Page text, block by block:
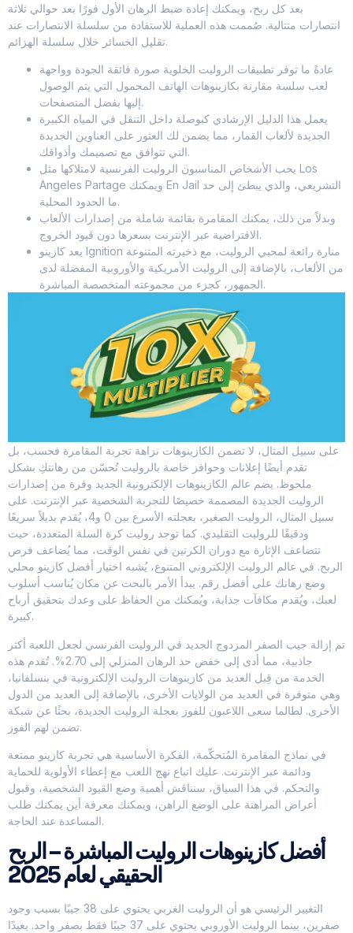
بعد كل ربح، ويمكنك إعادة ضبط الرهان الأول فورًا بعد حوالي ثلاثة
انتصارات متتالية. صُممت هذه العملية للاستفادة من سلسلة الانتصارات عند
تقليل الخسائر خلال سلسلة الهزائم.
عادةً ما توفر تطبيقات الروليت الخلوية صورة فائقة الجودة وواجهة
لعب سلسة مقارنة بكازينوهات الهاتف المحمول التي يتم الوصول
إليها بفضل المتصفحات.
يعمل هذا الدليل الإرشادي كبوصلة داخل التنقل في المياه الكبيرة
الجديدة لألعاب القمار، مما يضمن لك العثور على العناوين الجديدة
التي تتوافق مع تصميمك وأذواقك.
يحب الأشخاص المناسبون الروليت الفرنسية لامتلاكها مثل Los
Angeles Partage ويمكنك En Jail التشريعي، والذي يبطئ إلى حد
ما الحدود المحلية.
وبدلاً من ذلك، يمكنك المقامرة بقائمة شاملة من إصدارات الألعاب
الافتراضية عبر الإنترنت بسعرها دون قيود الخروج.
يعد كازينو Ignition منارة رائعة لمحبي الروليت، مع ذخيرته المتنوعة
من الألعاب، بالإضافة إلى الروليت الأمريكية والأوروبية المفضلة لدى
الجمهور، كجزء من مجموعته المتخصصة المباشرة.
على سبيل المثال، لا تضمن الكازينوهات نزاهة تجربة المقامرة فحسب، بل
تقدم أيضًا إعلانات وحوافز خاصة بالروليت تُحسّن من رهانتكِ بشكل
ملحوظ. يضم عالم الكازينوهات الإلكترونية الجديد وفرة من إصدارات
الروليت الجديدة المصممة خصيصًا للتجربة الشخصية عبر الإنترنت. على
سبيل المثال، الروليت الصغير، بعجلته الأسرع بين 0 و4، يُقدم بديلاً سريعًا
ودقيقًا للروليت التقليدي. كما توجد روليت كرة السلة المتعددة، حيث
تتضاعف الإثارة مع دوران الكرتين في نفس الوقت، مما يُضاعف فرص
الربح. في عالم الروليت الإلكتروني المتنوع، يُشبه اختيار أفضل كازينو محلي
وضع رهانك على أفضل رقم. يبدأ الأمر بالبحث عن مكان يُناسب أسلوب
لعبك، ويُقدم مكافآت جذابة، ويُمكنك من الحفاظ على وعدك بتحقيق أرباح
كبيرة.
تم إزالة جيب الصفر المزدوج الجديد في الروليت الفرنسي لجعل اللعبة أكثر
جاذبية، مما أدى إلى خفض حد الرهان المنزلي إلى 2.70%. تُقدم هذه
الخدمة من قِبل العديد من كازينوهات الروليت الإلكترونية في بنسلفانيا،
وهي متوفرة في العديد من الولايات الأخرى، بالإضافة إلى العديد من الدول
الأخرى. لطالما سعى اللاعبون للفوز بعجلة الروليت الجديدة، بحثًا عن شبكة
تضمن لهم الفوز.
في نماذج المقامرة المُتحكّمة، الفكرة الأساسية هي تجربة كازينو ممتعة
ودائمة عبر الإنترنت. عليك اتباع نهج اللعب مع إعطاء الأولوية للحماية
والتحكم. في هذا السياق، سنناقش أهمية وضع القيود الشخصية، وقبول
أعراض المراهنة على الوضع الراهن، ويمكنك معرفة أين يمكنك طلب
المساعدة عند الحاجة.
أفضل كازينوهات الروليت المباشرة – الربح
الحقيقي لعام 2025
التغيير الرئيسي هو أن الروليت الغربي يحتوي على 38 جيبًا بسبب وجود
صفرين، بينما الروليت الأوروبي يحتوي على 37 جيبًا فقط بصفر واحد. بعيدًا